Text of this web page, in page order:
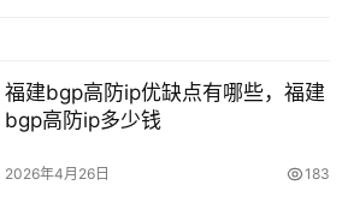
福建bgp高防ip优缺点有哪些，福建
bgp高防ip多少钱
2026年4月26日 183